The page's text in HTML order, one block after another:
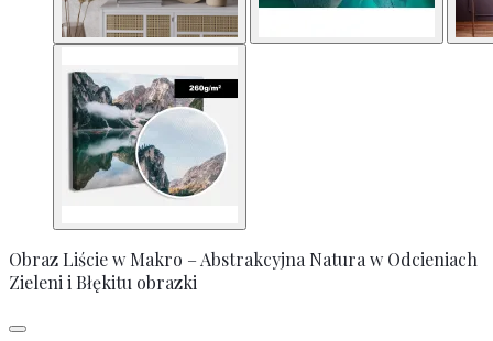
Obraz Liście w Makro – Abstrakcyjna Natura w Odcieniach
Zieleni i Błękitu obrazki